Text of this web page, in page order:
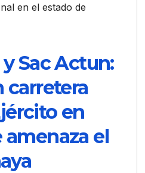
en el estado de
Sac Actun:
carretera
en
el